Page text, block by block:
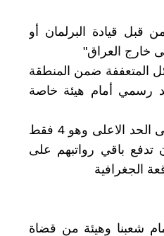
قبل قيادة البرلمان أو
المتعففة ضمن المنطقة
رسمي أمام هيئة خاصة
ج- تقديم طلب واصرار على تخفيض الحمايات الخاصة الى الحد الاعلى وهو 4 فقط
باقي رواتبهم على
الجغرافية
شعبنا وهيئة من قضاة